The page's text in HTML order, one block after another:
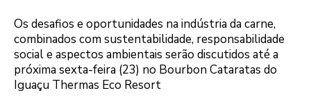
Os desafios e oportunidades na indústria da carne,
combinados com sustentabilidade, responsabilidade
social e aspectos ambientais serão discutidos até a
próxima sexta-feira (23) no Bourbon Cataratas do
Iguaçu Thermas Eco Resort